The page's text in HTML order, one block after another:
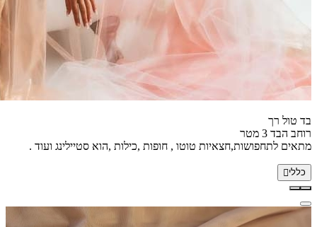
בד טול רך
רוחב הבד 3 מטר
מתאים לתחפושות,חצאיות טוטו , חופות ,כילות ,הוא סטיילינג ועוד .
כללי